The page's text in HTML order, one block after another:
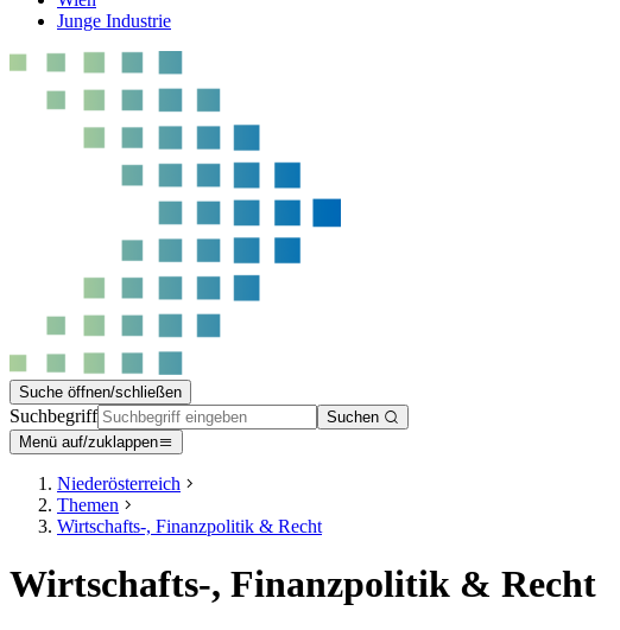
Junge Industrie
Suche öffnen/schließen
Suchbegriff
Suchen
Menü auf/zuklappen
Niederösterreich
Themen
Wirtschafts-, Finanzpolitik & Recht
Wirtschafts-, Finanzpolitik & Recht